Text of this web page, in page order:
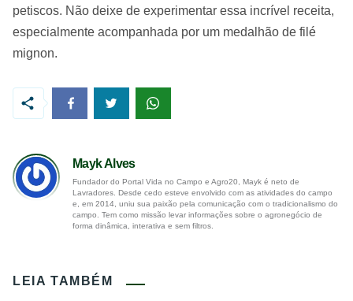
petiscos. Não deixe de experimentar essa incrível receita,
especialmente acompanhada por um medalhão de filé
mignon.
Mayk Alves
Fundador do Portal Vida no Campo e Agro20, Mayk é neto de
Lavradores. Desde cedo esteve envolvido com as atividades do campo
e, em 2014, uniu sua paixão pela comunicação com o tradicionalismo do
campo. Tem como missão levar informações sobre o agronegócio de
forma dinâmica, interativa e sem filtros.
LEIA TAMBÉM